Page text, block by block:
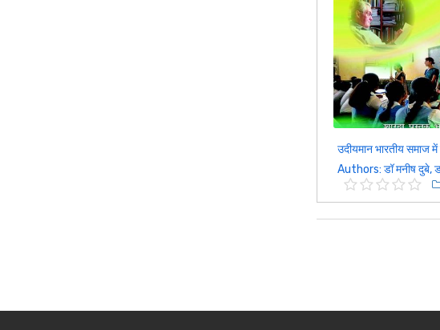
उदीयमान भारतीय समाज में
Authors: डॉ मनीष दुबे,